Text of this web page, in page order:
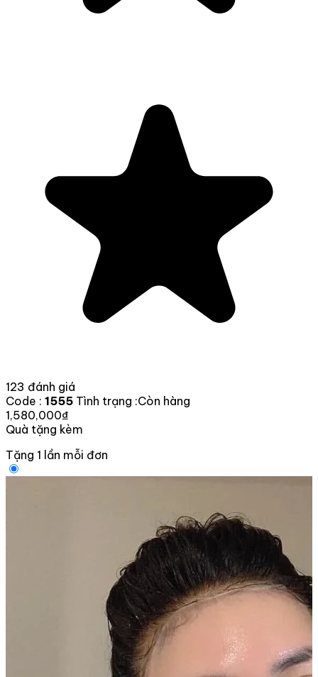
123 đánh giá
Code : 1555 Tình trạng :Còn hàng
1,580,000₫
Quà tặng kèm
Tặng 1 lần mỗi đơn